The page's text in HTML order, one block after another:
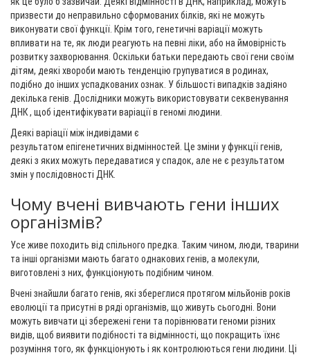
призвести до неправильно сформованих білків, які не можуть
виконувати свої функції. Крім того, генетичні варіації можуть
впливати на те, як люди реагують на певні ліки, або на ймовірність
розвитку захворювання. Оскільки батьки передають свої гени своїм
дітям, деякі хвороби мають тенденцію групуватися в родинах,
подібно до інших успадкованих ознак. У більшості випадків задіяно
декілька генів. Дослідники можуть використовувати секвенування
ДНК , щоб ідентифікувати варіації в геномі людини.
Деякі варіації між індивідами є
результатом епігенетичних відмінностей. Це зміни у функції генів,
деякі з яких можуть передаватися у спадок, але не є результатом
змін у послідовності ДНК.
Чому вчені вивчають гени інших
організмів?
Усе живе походить від спільного предка. Таким чином, люди, тварини
та інші організми мають багато однакових генів, а молекули,
виготовлені з них, функціонують подібним чином.
Вчені знайшли багато генів, які збереглися протягом мільйонів років
еволюції та присутні в ряді організмів, що живуть сьогодні. Вони
можуть вивчати ці збережені гени та порівнювати геноми різних
видів, щоб виявити подібності та відмінності, що покращить їхнє
розуміння того, як функціонують і як контролюються гени людини. Ці